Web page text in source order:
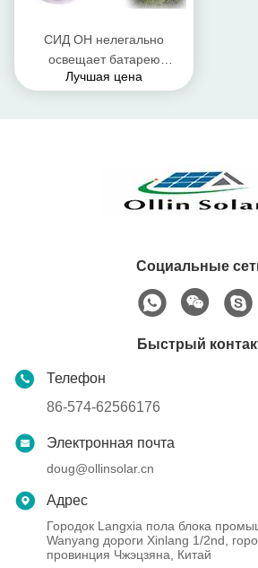
СИД ОН нелегально
освещает батарею
небольшого круглого
Лучшая цена
Социальные
Быстрый
Телефон
86-574-62566176
Электронная почта
doug@ollinsolar.cn
Адрес
Городок Langxia пола блока
Wanyang дороги Xinlang 1/2nd,
провинция Чжэцзяна, Китай